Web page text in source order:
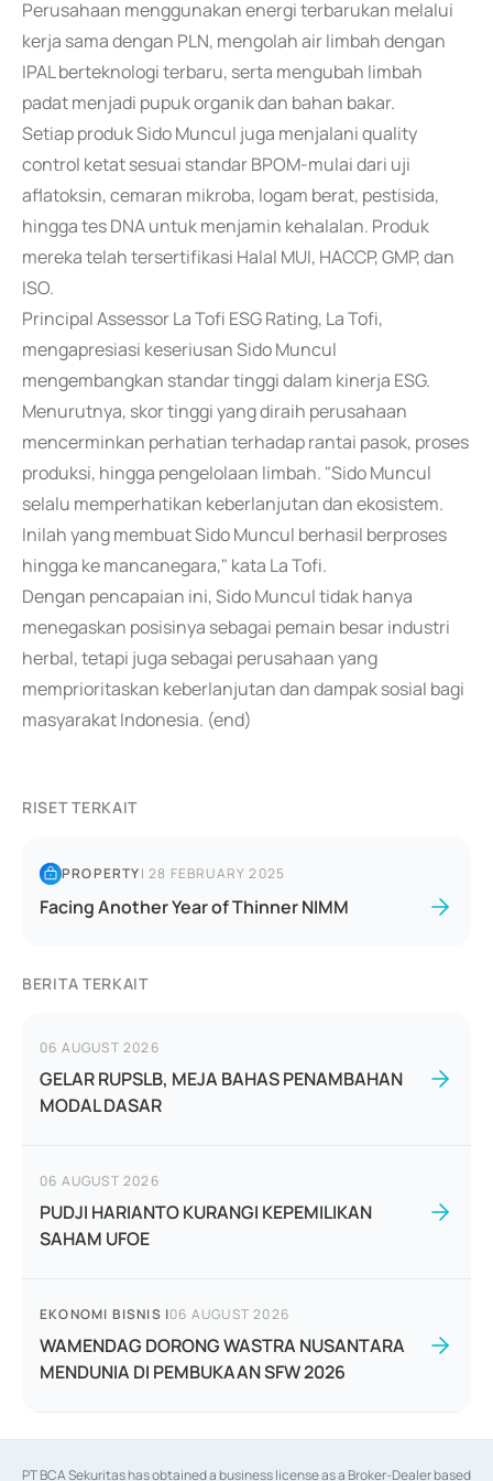
Perusahaan menggunakan energi terbarukan melalui
kerja sama dengan PLN, mengolah air limbah dengan
IPAL berteknologi terbaru, serta mengubah limbah
padat menjadi pupuk organik dan bahan bakar.
Setiap produk Sido Muncul juga menjalani quality
control ketat sesuai standar BPOM-mulai dari uji
aflatoksin, cemaran mikroba, logam berat, pestisida,
hingga tes DNA untuk menjamin kehalalan. Produk
mereka telah tersertifikasi Halal MUI, HACCP, GMP, dan
ISO.
Principal Assessor La Tofi ESG Rating, La Tofi,
mengapresiasi keseriusan Sido Muncul
mengembangkan standar tinggi dalam kinerja ESG.
Menurutnya, skor tinggi yang diraih perusahaan
mencerminkan perhatian terhadap rantai pasok, proses
produksi, hingga pengelolaan limbah. "Sido Muncul
selalu memperhatikan keberlanjutan dan ekosistem.
Inilah yang membuat Sido Muncul berhasil berproses
hingga ke mancanegara," kata La Tofi.
Dengan pencapaian ini, Sido Muncul tidak hanya
menegaskan posisinya sebagai pemain besar industri
herbal, tetapi juga sebagai perusahaan yang
memprioritaskan keberlanjutan dan dampak sosial bagi
masyarakat Indonesia. (end)
RISET TERKAIT
PROPERTY|28 FEBRUARY 2025
Facing Another Year of Thinner NIMM
BERITA TERKAIT
06 AUGUST 2026
GELAR RUPSLB, MEJA BAHAS PENAMBAHAN
MODAL DASAR
06 AUGUST 2026
PUDJI HARIANTO KURANGI KEPEMILIKAN
SAHAM UFOE
EKONOMI BISNIS |06 AUGUST 2026
WAMENDAG DORONG WASTRA NUSANTARA
MENDUNIA DI PEMBUKAAN SFW 2026
PT BCA Sekuritas has obtained a business license as a Broker-Dealer based